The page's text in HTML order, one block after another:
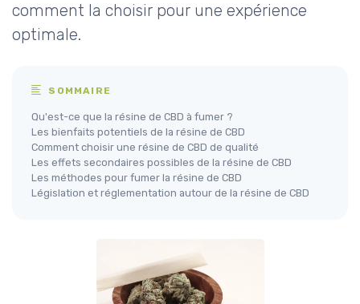
comment la choisir pour une expérience
optimale.
SOMMAIRE
Qu'est-ce que la résine de CBD à fumer ?
Les bienfaits potentiels de la résine de CBD
Comment choisir une résine de CBD de qualité
Les effets secondaires possibles de la résine de CBD
Les méthodes pour fumer la résine de CBD
Législation et réglementation autour de la résine de CBD